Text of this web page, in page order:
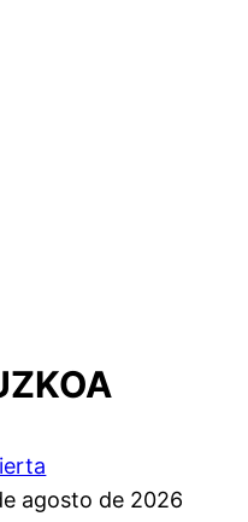
agosto de 2026